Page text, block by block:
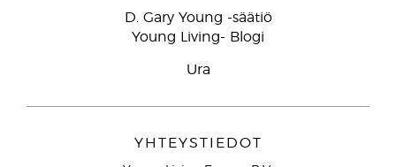
D. Gary Young -säätiö
Young Living- Blogi
Ura
YHTEYSTIEDOT